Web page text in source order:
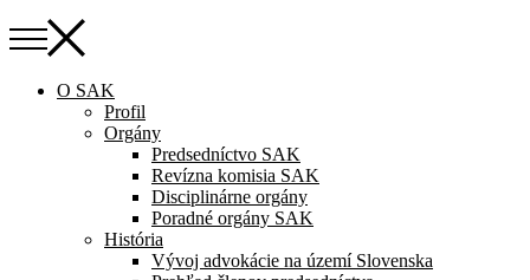
O SAK
Profil
Orgány
Predsedníctvo SAK
Revízna komisia SAK
Disciplinárne orgány
Poradné orgány SAK
História
Vývoj advokácie na území Slovenska